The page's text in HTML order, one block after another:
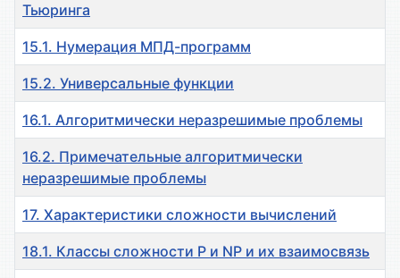
Тьюринга
15.1. Нумерация МПД-программ
15.2. Универсальные функции
16.1. Алгоритмически неразрешимые проблемы
16.2. Примечательные алгоритмически
неразрешимые проблемы
17. Характеристики сложности вычислений
18.1. Классы сложности P и NP и их взаимосвязь